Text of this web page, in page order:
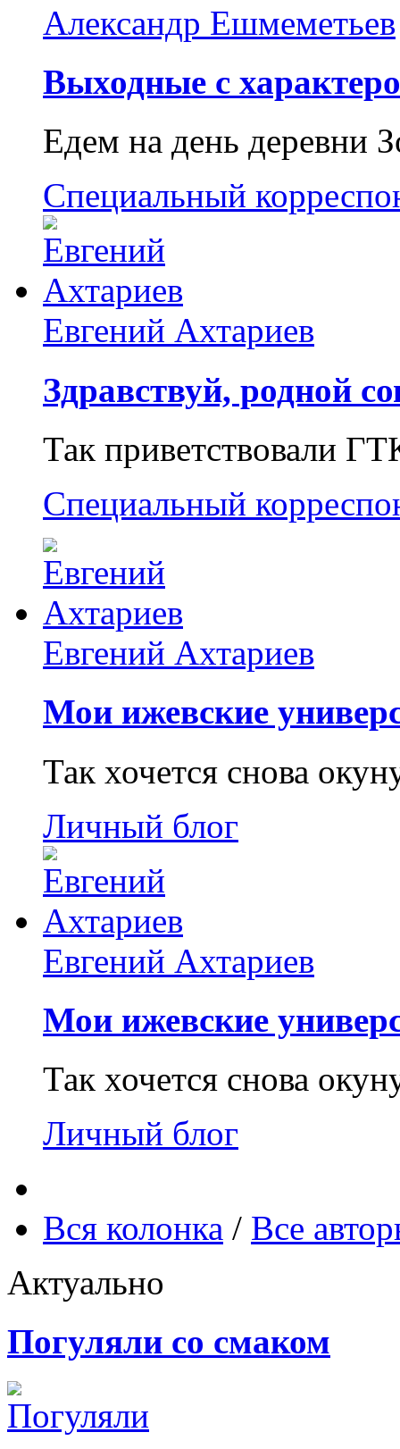
Александр Ешмеметьев
Выходные с
Едем на день деревни
Специальный
Евгений Ахтариев
Здравствуй, родной
Так приветствовали
Специальный
Евгений Ахтариев
Мои ижевские
Так хочется снова
Личный блог
Евгений Ахтариев
Мои ижевские
Так хочется снова
Личный блог
Вся колонка / Все
Актуально
Погуляли со смаком